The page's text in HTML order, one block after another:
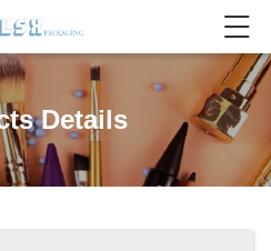
Details